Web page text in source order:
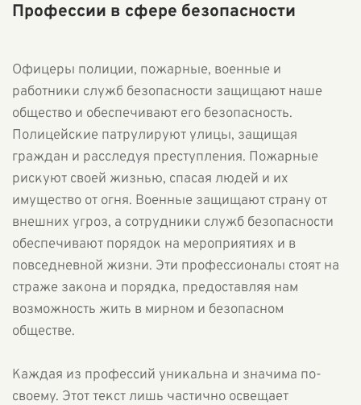
Профессии в сфере безопасности
Офицеры полиции, пожарные, военные и
работники служб безопасности защищают наше
общество и обеспечивают его безопасность.
Полицейские патрулируют улицы, защищая
граждан и расследуя преступления. Пожарные
рискуют своей жизнью, спасая людей и их
имущество от огня. Военные защищают страну от
внешних угроз, а сотрудники служб безопасности
обеспечивают порядок на мероприятиях и в
повседневной жизни. Эти профессионалы стоят на
страже закона и порядка, предоставляя нам
возможность жить в мирном и безопасном
обществе.
Каждая из профессий уникальна и значима по-
своему. Этот текст лишь частично освещает